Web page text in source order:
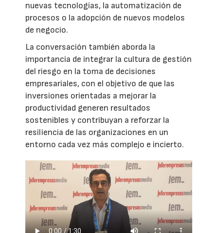
nuevas tecnologías, la automatización de
procesos o la adopción de nuevos modelos
de negocio.
La conversación también aborda la
importancia de integrar la cultura de gestión
del riesgo en la toma de decisiones
empresariales, con el objetivo de que las
inversiones orientadas a mejorar la
productividad generen resultados
sostenibles y contribuyan a reforzar la
resiliencia de las organizaciones en un
entorno cada vez más complejo e incierto.